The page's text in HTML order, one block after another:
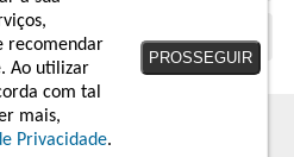
(com supercopa) (ranking)
Facebook
recomendar
Ao utilizar
com tal
mais,
Privacidade.
PROSSEGUIR